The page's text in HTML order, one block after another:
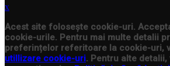
x
Acest site folosește cookie-uri.
cookie-urile. Pentru mai multe detalii
preferințelor referitoare la cookie-uri,
utillizare cookie-uri. Pentru alte detalii,